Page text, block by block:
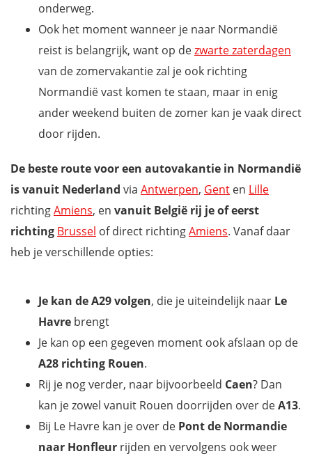
onderweg.
Ook het moment wanneer je naar Normandië
reist is belangrijk, want op dezwarte zaterdagen
van de zomervakantie zal je ook richting
Normandië vast komen te staan, maar in enig
ander weekend buiten de zomer kan je vaak direct
door rijden.
De beste route voor een autovakantie in Normandië
is vanuit Nederland via Antwerpen, Gent en Lille
richtingAmiens, en vanuit België rij je of eerst
richting Brussel of direct richtingAmiens. Vanaf daar
heb je verschillende opties:
Je kan de A29 volgen, die je uiteindelijk naar Le
Havre brengt
Je kan op een gegeven moment ook afslaan op de
A28 richting Rouen.
Rij je nog verder, naar bijvoorbeeld Caen? Dan
kan je zowel vanuit Rouen doorrijden over deA13.
Bij Le Havre kan je over de Pont de Normandie
naar Honfleur rijden en vervolgens ook weer